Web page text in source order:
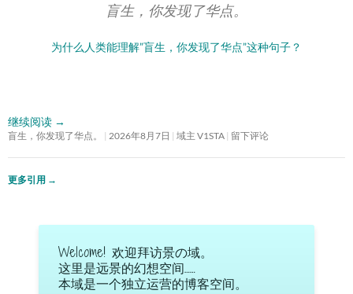
盲生，你发现了华点。
为什么人类能理解”盲生，你发现了华点”这种句子？
继续阅读 →
盲生，你发现了华点。 2026年8月7日 域主 V1STA 留下评论
更多引用 →
Welcome! 欢迎拜访景の域。
这里是远景的幻想空间……
本域是一个独立运营的博客空间。